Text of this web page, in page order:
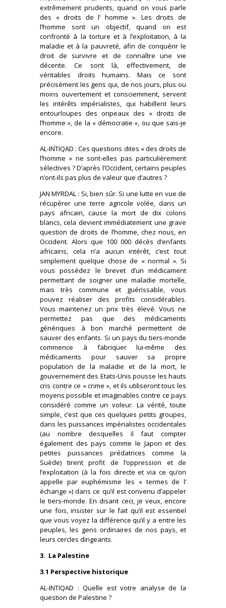
extrêmement prudents, quand on vous parle
des « droits de l’ homme ». Les droits de
l’homme sont un objectif, quand on est
confronté à la torture et à l’exploitation, à la
maladie et à la pauvreté, afin de conquérir le
droit de survivre et de connaître une vie
décente. Ce sont là, effectivement, de
véritables droits humains. Mais ce sont
précisément les gens qui, de nos jours, plus ou
moins ouvertement et consciemment, servent
les intérêts impérialistes, qui habillent leurs
entourloupes des oripeaux des « droits de
l’homme », de la « démocratie », ou que sais-je
encore.
AL-INTIQAD : Ces questions dites « des droits de
l’homme » ne sont-elles pas particulièrement
sélectives ? D’après l’Occident, certains peuples
n’ont-ils pas plus de valeur que d’autres ?
JAN MYRDAL : Si, bien sûr. Si une lutte en vue de
récupérer une terre agricole volée, dans un
pays africain, cause la mort de dix colons
blancs, cela devient immédiatement une grave
question de droits de l’homme, chez nous, en
Occident. Alors que 100 000 décès d’enfants
africains, cela n’a aucun intérêt, c’est tout
simplement quelque chose de « normal ». Si
vous possédez le brevet d’un médicament
permettant de soigner une maladie mortelle,
mais très commune et guérissable, vous
pouvez réaliser des profits considérables.
Vous maintenez un prix très élevé. Vous ne
permettez pas que des médicaments
génériques à bon marché permettent de
sauver des enfants. Si un pays du tiers-monde
commence à fabriquer lui-même des
médicaments pour sauver sa propre
population de la maladie et de la mort, le
gouvernement des Etats-Unis pousse les hauts
cris contre ce « crime », et ils utiliseront tous les
moyens possible et imaginables contre ce pays
considéré comme un voleur. La vérité, toute
simple, c’est que ces quelques petits groupes,
dans les puissances impérialistes occidentales
(au nombre desquelles il faut compter
également des pays comme le Japon et des
petites puissances prédatrices comme la
Suède) tirent profit de l’oppression et de
l’exploitation (à la fois directe et via ce qu’on
appelle par euphémisme les « termes de l’
échange ») dans ce qu’il est convenu d’appeler
le tiers-monde. En disant ceci, je veux, encore
une fois, insister sur le fait qu’il est essentiel
que vous voyez la différence qu’il y a entre les
peuples, les gens ordinaires de nos pays, et
leurs cercles dirigeants.
3. La Palestine
3.1 Perspective historique
AL-INTIQAD : Quelle est votre analyse de la
question de Palestine ?